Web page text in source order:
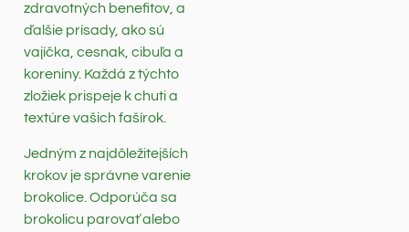
zdravotných benefitov, a
ďalšie prísady, ako sú
vajíčka, cesnak, cibuľa a
koreniny. Každá z týchto
zložiek prispeje k chuti a
textúre vašich fašírok.
Jedným z najdôležitejších
krokov je správne varenie
brokolice. Odporúča sa
brokolicu parovať alebo